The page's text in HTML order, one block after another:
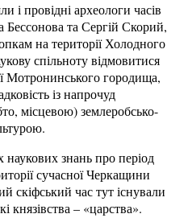
провідні археологи часів
Бессонова та Сергій Скорий,
на території Холодного
спільноту відмовитися
Мотронинського городища,
із напрочуд
місцевою) землеробсько-
знань про період
сучасної Черкащини
скіфський час тут існували
князівства – «царства».